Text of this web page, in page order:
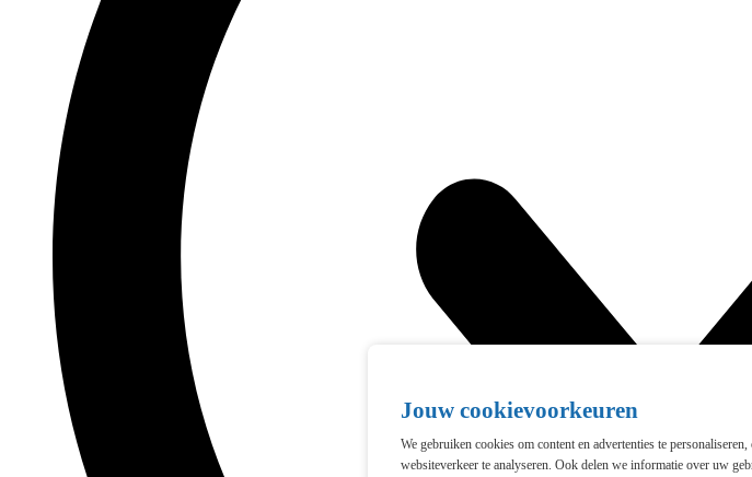
Jouw cookievoorkeuren
We gebruiken cookies om content en advertenties te
websiteverkeer te analyseren. Ook delen we informatie over uw